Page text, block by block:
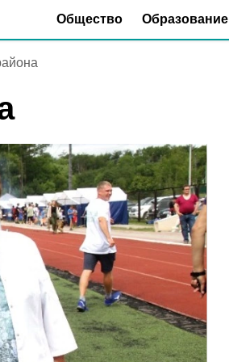
Общество Образование